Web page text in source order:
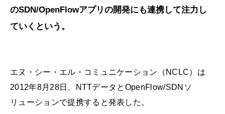
のSDN/OpenFlowアプリの開発にも連携して注力し
ていくという。
エヌ・シー・エル・コミュニケーション（NCLC）は
2012年8月28日、NTTデータとOpenFlow/SDNソ
リューションで提携すると発表した。